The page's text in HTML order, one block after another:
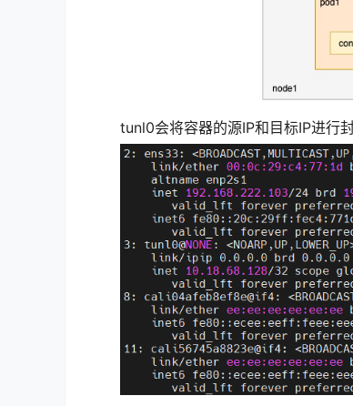
tunl0会将容器的源IP和目标IP进行